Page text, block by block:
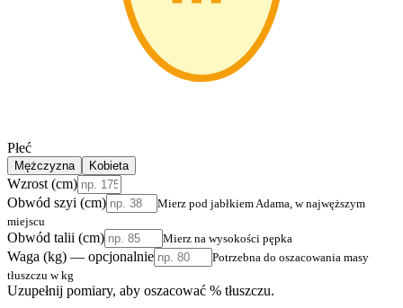
Płeć
Mężczyzna Kobieta
Wzrost (cm)
Obwód szyi (cm)
Mierz pod jabłkiem Adama, w najwęższym
miejscu
Obwód talii (cm) Mierz na wysokości pępka
Waga (kg) — opcjonalnie
Potrzebna do oszacowania masy
tłuszczu w kg
Uzupełnij pomiary, aby oszacować % tłuszczu.